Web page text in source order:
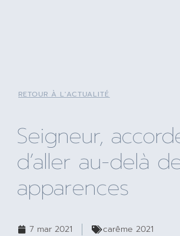
RETOUR À L'ACTUALITÉ
Seigneur,
d’aller au-delà
apparences
7 mar 2021 carême 2021